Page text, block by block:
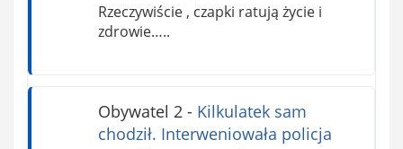
Rzeczywiście , czapki ratują życie i
zdrowie…..
Obywatel 2- Kilkulatek sam
chodził. Interweniowała policja